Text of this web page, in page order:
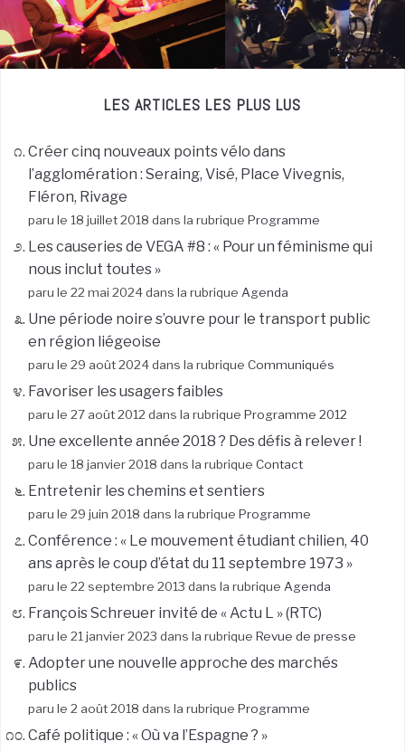
LES ARTICLES LES PLUS LUS
Créer cinq nouveaux points vélo dans
l’agglomération : Seraing, Visé, Place Vivegnis,
Fléron, Rivage
paru le 18 juillet 2018 dans la rubrique Programme
Les causeries de VEGA #8 : « Pour un féminisme qui
nous inclut toutes »
paru le 22 mai 2024 dans la rubrique Agenda
Une période noire s’ouvre pour le transport public
en région liégeoise
paru le 29 août 2024 dans la rubrique Communiqués
Favoriser les usagers faibles
paru le 27 août 2012 dans la rubrique Programme 2012
Une excellente année 2018 ? Des défis à relever !
paru le 18 janvier 2018 dans la rubrique Contact
Entretenir les chemins et sentiers
paru le 29 juin 2018 dans la rubrique Programme
Conférence : « Le mouvement étudiant chilien, 40
ans après le coup d’état du 11 septembre 1973 »
paru le 22 septembre 2013 dans la rubrique Agenda
François Schreuer invité de « Actu L » (RTC)
paru le 21 janvier 2023 dans la rubrique Revue de presse
Adopter une nouvelle approche des marchés
publics
paru le 2 août 2018 dans la rubrique Programme
Café politique : « Où va l’Espagne ? »